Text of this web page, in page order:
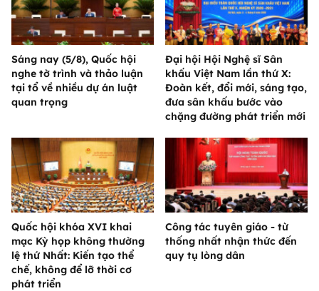
Sáng nay (5/8), Quốc hội
nghe tờ trình và thảo luận
tại tổ về nhiều dự án luật
quan trọng
Đại hội Hội Nghệ sĩ Sân
khấu Việt Nam lần thứ X:
Đoàn kết, đổi mới, sáng tạo,
đưa sân khấu bước vào
chặng đường phát triển mới
Quốc hội khóa XVI khai
mạc Kỳ họp không thường
lệ thứ Nhất: Kiến tạo thể
chế, không để lỡ thời cơ
phát triển
Công tác tuyên giáo - từ
thống nhất nhận thức đến
quy tụ lòng dân